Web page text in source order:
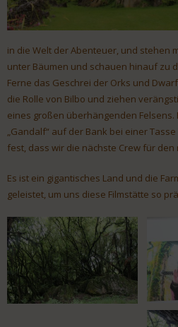
in die Welt der Abenteuer, und stehen
unter Bäumen und schauen hinauf zu
Ferne das Geschrei der Orks und
die Rolle von Bilbo und ziehen
eines großen überhängenden
„Gandalf“ auf der Bank bei einer
fest, dass wir die nächste Crew für
Es ist ein gigantisches Land und die
geleistet, um uns diese Filmstätte so